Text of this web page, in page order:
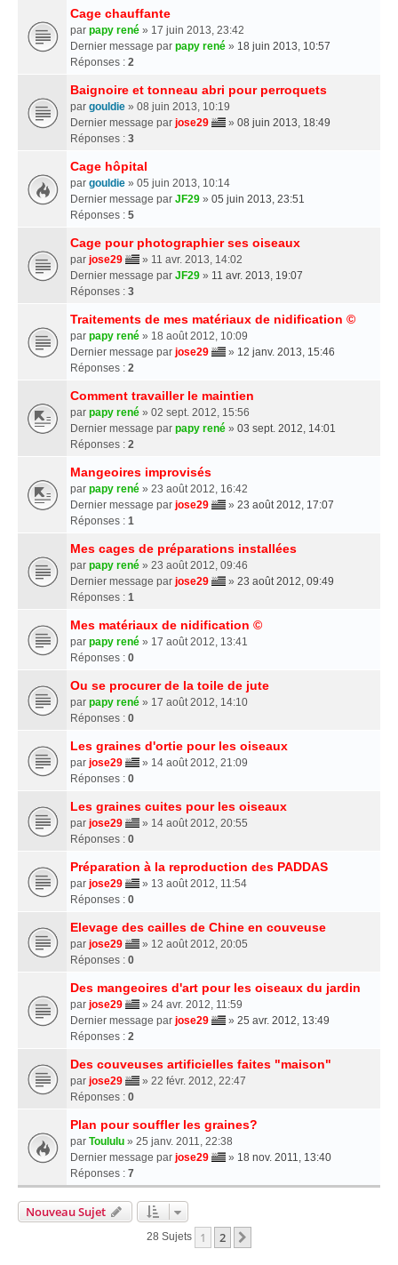
Cage chauffante
par papy rené » 17 juin 2013, 23:42
Dernier message par papy rené » 18 juin 2013, 10:57
Réponses : 2
Baignoire et tonneau abri pour perroquets
par gouldie » 08 juin 2013, 10:19
Dernier message par jose29 » 08 juin 2013, 18:49
Réponses : 3
Cage hôpital
par gouldie » 05 juin 2013, 10:14
Dernier message par JF29 » 05 juin 2013, 23:51
Réponses : 5
Cage pour photographier ses oiseaux
par jose29
» 11 avr. 2013, 14:02
Dernier message par JF29 » 11 avr. 2013, 19:07
Réponses : 3
Traitements de mes matériaux de nidification ©
par papy rené » 18 août 2012, 10:09
Dernier message par jose29 » 12 janv. 2013, 15:46
Réponses : 2
Comment travailler le maintien
par papy rené » 02 sept. 2012, 15:56
Dernier message par papy rené » 03 sept. 2012, 14:01
Réponses : 2
Mangeoires improvisés
par papy rené » 23 août 2012, 16:42
Dernier message par jose29 » 23 août 2012, 17:07
Réponses : 1
Mes cages de préparations installées
par papy rené » 23 août 2012, 09:46
Dernier message par jose29 » 23 août 2012, 09:49
Réponses : 1
Mes matériaux de nidification ©
par papy rené » 17 août 2012, 13:41
Réponses : 0
Ou se procurer de la toile de jute
par papy rené » 17 août 2012, 14:10
Réponses : 0
Les graines d'ortie pour les oiseaux
par jose29
» 14 août 2012, 21:09
Réponses : 0
Les graines cuites pour les oiseaux
par jose29
» 14 août 2012, 20:55
Réponses : 0
Préparation à la reproduction des PADDAS
par jose29
» 13 août 2012, 11:54
Réponses : 0
Elevage des cailles de Chine en couveuse
par jose29
» 12 août 2012, 20:05
Réponses : 0
Des mangeoires d'art pour les oiseaux du jardin
par jose29
» 24 avr. 2012, 11:59
Dernier message par jose29 » 25 avr. 2012, 13:49
Réponses : 2
Des couveuses artificielles faites "maison"
par jose29
» 22 févr. 2012, 22:47
Réponses : 0
Plan pour souffler les graines?
par Toululu » 25 janv. 2011, 22:38
Dernier message par jose29 » 18 nov. 2011, 13:40
Réponses : 7
Nouveau Sujet
28 Sujets 1 2